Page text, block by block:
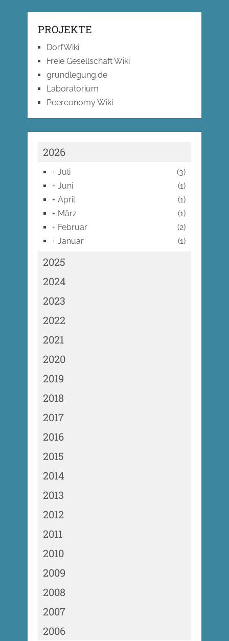
PROJEKTE
DorfWiki
Freie Gesellschaft Wiki
grundlegung.de
Laboratorium
Peerconomy Wiki
2026
+ Juli
(3)
+ Juni
(1)
+ April
(1)
+ März
(1)
+ Februar
(2)
+ Januar (1)
2025
2024
2023
2022
2021
2020
2019
2018
2017
2016
2015
2014
2013
2012
2011
2010
2009
2008
2007
2006